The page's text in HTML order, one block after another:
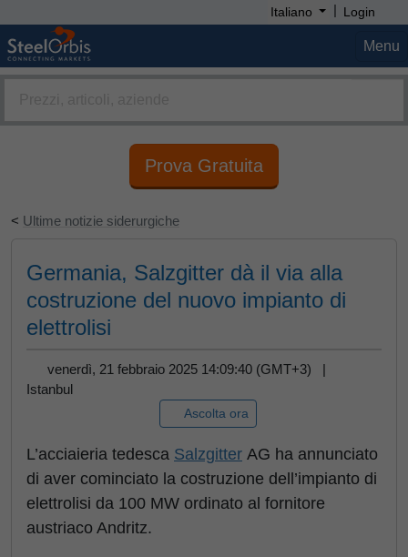
Italiano | Login
Menu
Prova Gratuita
< Ultime notizie siderurgiche
Germania, Salzgitter dà il via alla
costruzione del nuovo impianto di
elettrolisi
venerdì, 21 febbraio 2025 14:09:40 (GMT+3) |
Istanbul
Ascolta ora
L’acciaieria tedesca Salzgitter AG ha annunciato
di aver cominciato la costruzione dell’impianto di
elettrolisi da 100 MW ordinato al fornitore
austriaco Andritz.